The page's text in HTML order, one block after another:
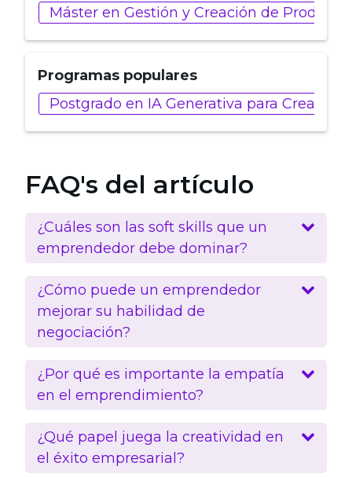
Máster en Gestión y Creación de
Programas populares
Postgrado en IA Generativa para
FAQ's del artículo
¿Cuáles son las soft skills que un
emprendedor debe dominar?
¿Cómo puede un emprendedor
mejorar su habilidad de
negociación?
¿Por qué es importante la empatía
en el emprendimiento?
¿Qué papel juega la creatividad en
el éxito empresarial?